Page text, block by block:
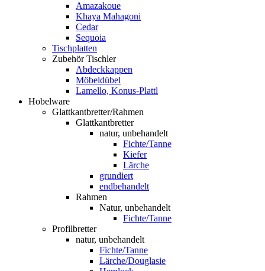
Amazakoue
Khaya Mahagoni
Cedar
Sequoia
Tischplatten
Zubehör Tischler
Abdeckkappen
Möbeldübel
Lamello, Konus-Plattl
Hobelware
Glattkantbretter/Rahmen
Glattkantbretter
natur, unbehandelt
Fichte/Tanne
Kiefer
Lärche
grundiert
endbehandelt
Rahmen
Natur, unbehandelt
Fichte/Tanne
Profilbretter
natur, unbehandelt
Fichte/Tanne
Lärche/Douglasie